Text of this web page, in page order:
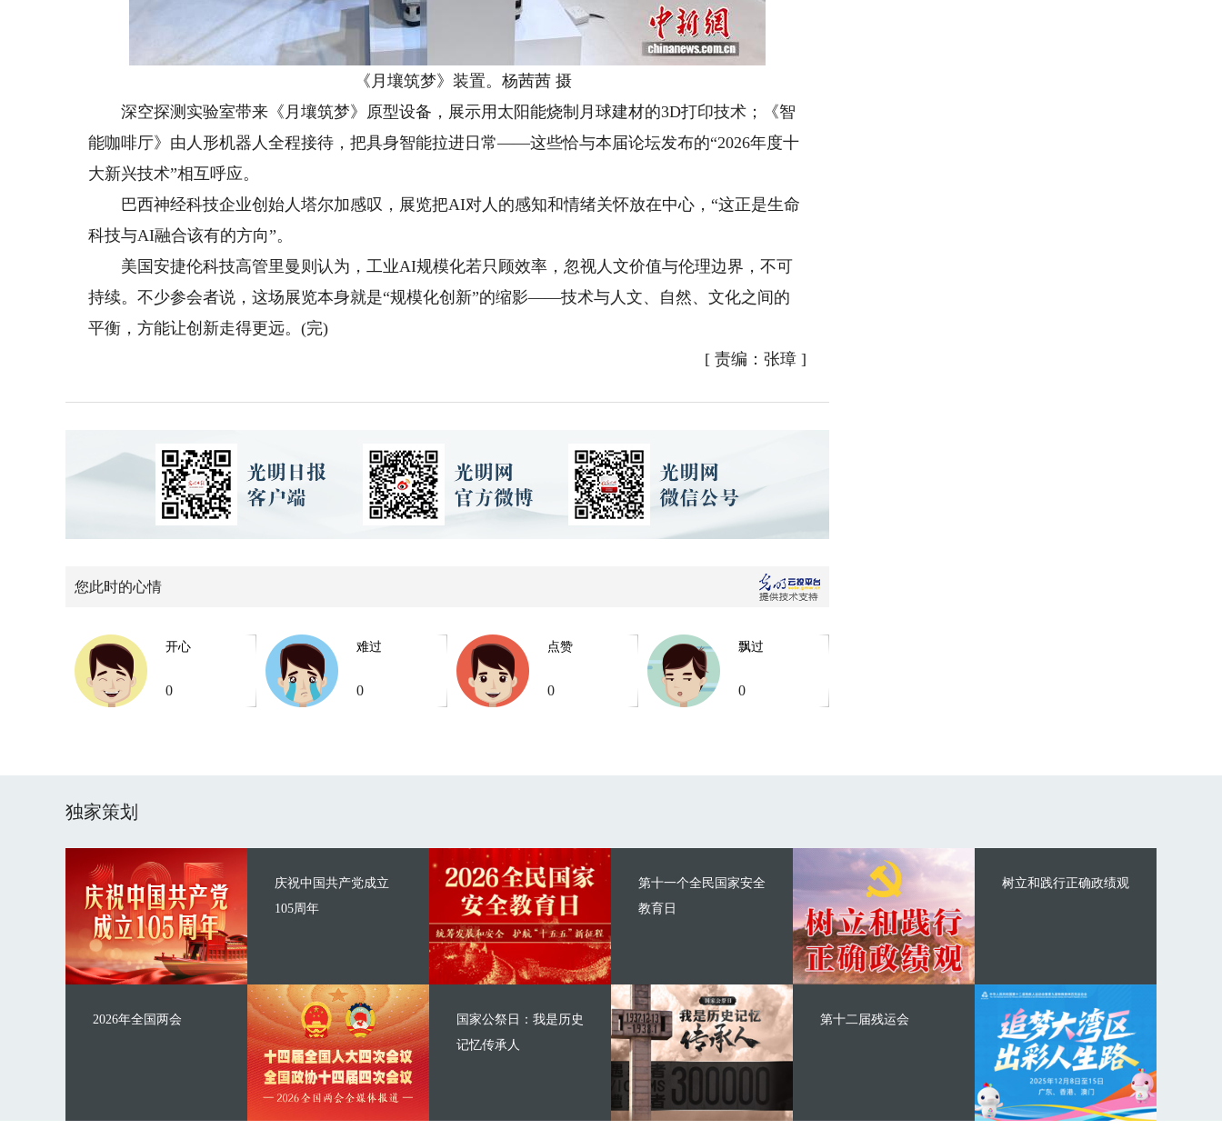
《月壤筑梦》装置。杨茜茜 摄
深空探测实验室带来《月壤筑梦》原型设备，展示用太阳能烧制月球建材的3D打印技术；《智
能咖啡厅》由人形机器人全程接待，把具身智能拉进日常——这些恰与本届论坛发布的“2026年度十
大新兴技术”相互呼应。
巴西神经科技企业创始人塔尔加感叹，展览把AI对人的感知和情绪关怀放在中心，“这正是生命
科技与AI融合该有的方向”。
美国安捷伦科技高管里曼则认为，工业AI规模化若只顾效率，忽视人文价值与伦理边界，不可
持续。不少参会者说，这场展览本身就是“规模化创新”的缩影——技术与人文、自然、文化之间的
平衡，方能让创新走得更远。(完)
[ 责编：张璋 ]
您此时的心情
开心
0
难过
0
点赞
0
飘过
0
独家策划
庆祝中国共产党成立
105周年
2026年全国两会
第十一个全民国家安全
教育日
国家公祭日：我是历史
记忆传承人
树立和践行正确政绩观
第十二届残运会